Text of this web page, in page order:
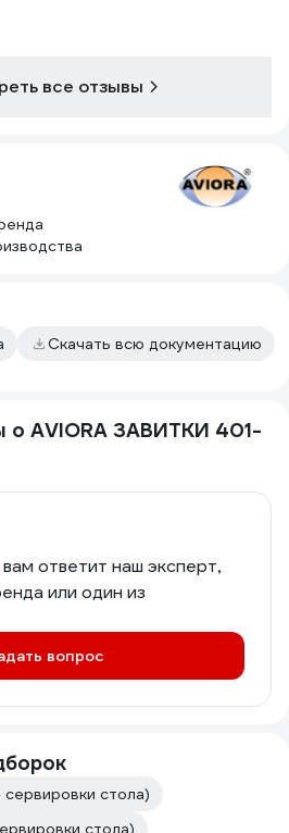
все отзывы
Скачать всю документацию
о AVIORA ЗАВИТКИ 401-
ответит наш эксперт,
или один из
вопрос
стола)
стола)